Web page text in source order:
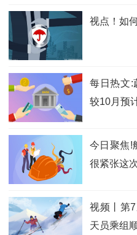
视点！如
每日热文:
较10月预
今日聚焦!
很紧张这
视频丨第
天员乘组